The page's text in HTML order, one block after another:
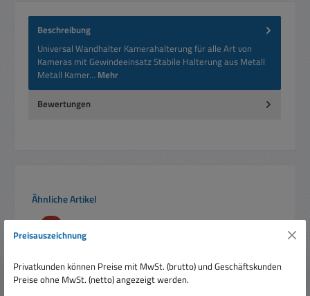
Beschreibung
Universal Wandhalter Kamerahalterung für alle Art von
Kameras mit Gewindeeinsatz Stabile Halterung aus Metall
Metall Kamer… Mehr
Bewertungen
Produktgalerie überspringen
Ähnliche Artikel
%Rabatt
Preisauszeichnung
Privatkunden können Preise mit MwSt. (brutto) und Geschäftskunden
Preise ohne MwSt. (netto) angezeigt werden.